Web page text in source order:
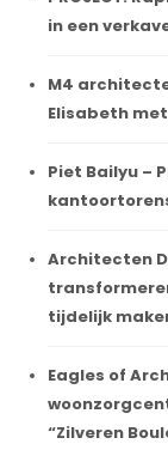
in een
M4
Elisabeth
Piet Bailyu –
Architecten
tijdelijk
Eagles of
“Zilveren